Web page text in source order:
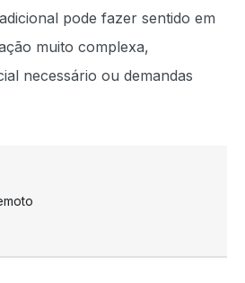
pode fazer sentido em
muito complexa,
necessário ou demandas